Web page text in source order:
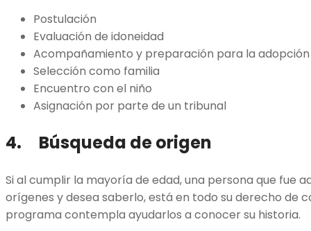
Postulación
Evaluación de idoneidad
Acompañamiento y preparación para la adopción
Selección como familia
Encuentro con el niño
Asignación por parte de un tribunal
4. Búsqueda de origen
Si al cumplir la mayoría de edad, una persona que fue
orígenes y desea saberlo, está en todo su derecho de
programa contempla ayudarlos a conocer su historia.